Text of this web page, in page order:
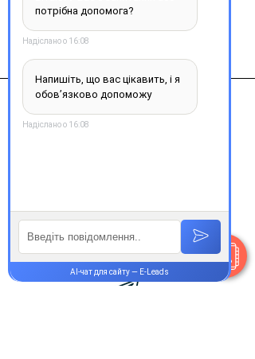
Виробник
Лек д.д..Словения
Контакти
Пн-Пт:9.00-19.00
Сб-Нд:9.00-16.00